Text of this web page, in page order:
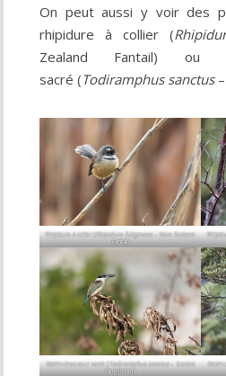
On peut aussi y voir des
rhipidure à collier (
Zealand Fantail) ou
sacré (Todiramphus sanctus–
Rhipidure à collier (Rhipidura fuliginosa– New Zealand
Fantail)
Martin-chasseur sacré (Todiramphus sanctus– Sacred
Kingfisher)